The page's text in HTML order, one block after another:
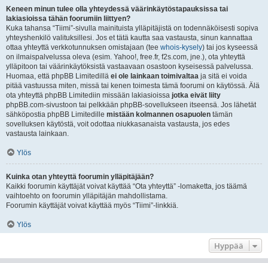
Keneen minun tulee olla yhteydessä väärinkäytöstapauksissa tai
lakiasioissa tähän foorumiin liittyen?
Kuka tahansa “Tiimi”-sivulla mainituista ylläpitäjistä on todennäköisesti sopiva
yhteyshenkilö valituksillesi. Jos et tätä kautta saa vastausta, sinun kannattaa
ottaa yhteyttä verkkotunnuksen omistajaan (tee whois-kysely) tai jos kyseessä
on ilmaispalvelussa oleva (esim. Yahoo!, free.fr, f2s.com, jne.), ota yhteyttä
ylläpitoon tai väärinkäytöksistä vastaavaan osastoon kyseisessä palvelussa.
Huomaa, että phpBB Limitedillä ei ole lainkaan toimivaltaa ja sitä ei voida
pitää vastuussa miten, missä tai kenen toimesta tämä foorumi on käytössä. Älä
ota yhteyttä phpBB Limitediin missään lakiasioissa jotka eivät liity
phpBB.com-sivustoon tai pelkkään phpBB-sovellukseen itseensä. Jos lähetät
sähköpostia phpBB Limitedille mistään kolmannen osapuolen tämän
sovelluksen käytöstä, voit odottaa niukkasanaista vastausta, jos edes
vastausta lainkaan.
Ylös
Kuinka otan yhteyttä foorumin ylläpitäjään?
Kaikki foorumin käyttäjät voivat käyttää “Ota yhteyttä” -lomaketta, jos täämä
vaihtoehto on foorumin ylläpitäjän mahdollistama.
Foorumin käyttäjät voivat käyttää myös “Tiimi”-linkkiä.
Ylös
Hyppää